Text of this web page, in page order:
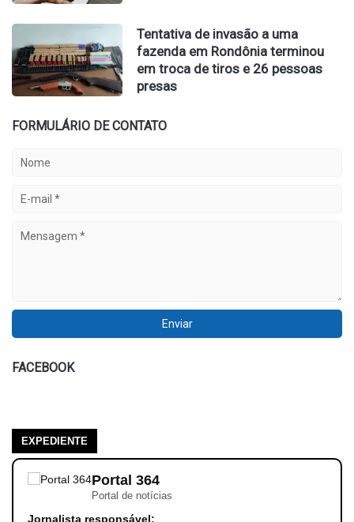
Tentativa de invasão a uma
fazenda em Rondônia terminou
em troca de tiros e 26 pessoas
presas
FORMULÁRIO DE CONTATO
FACEBOOK
EXPEDIENTE
Portal 364
Portal de notícias
Jornalista responsável: